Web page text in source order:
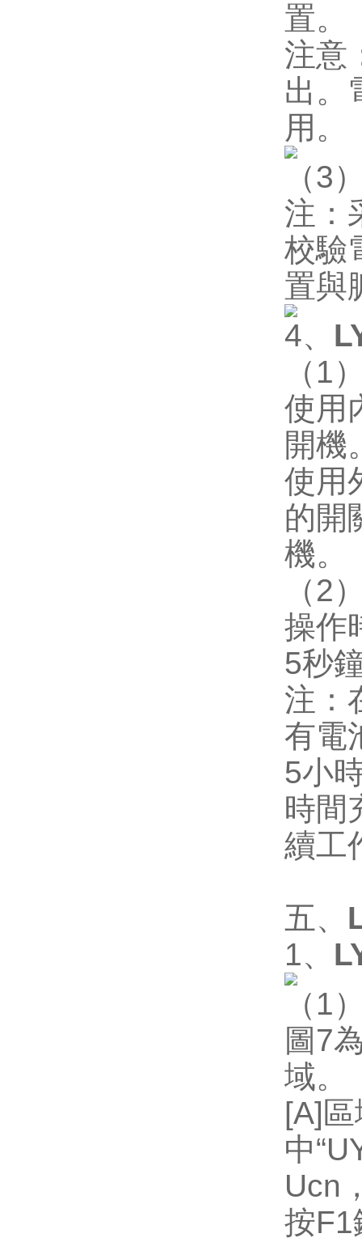
置。
注意
出。
用。
（3
注：
校驗
置與
4、
（ 1
使用
開機
使用
的開
機。
（2
操作
5秒
注：
有電
5小
時間
續工
五、
1、
（ 1
圖7
域。
[A]
中
Ucn
按F1